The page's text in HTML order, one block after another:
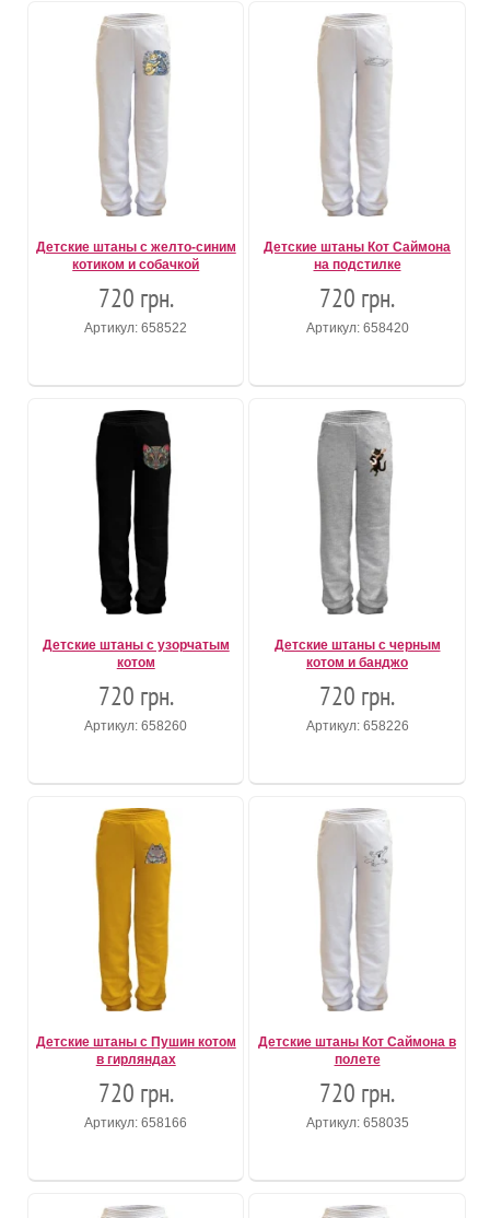
Детские штаны с желто-синим
котиком и собачкой
720 грн.
Артикул: 658522
Детские штаны Кот Саймона
на подстилке
720 грн.
Артикул: 658420
Детские штаны с узорчатым
котом
720 грн.
Артикул: 658260
Детские штаны с черным
котом и банджо
720 грн.
Артикул: 658226
Детские штаны с Пушин котом
в гирляндах
720 грн.
Артикул: 658166
Детские штаны Кот Саймона в
полете
720 грн.
Артикул: 658035